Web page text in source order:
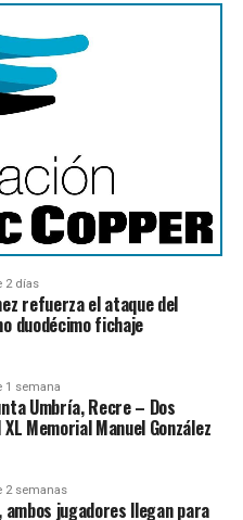
2 días
refuerza el ataque del
duodécimo fichaje
1 semana
Umbría, Recre – Dos
Memorial Manuel González
2 semanas
ambos jugadores llegan para